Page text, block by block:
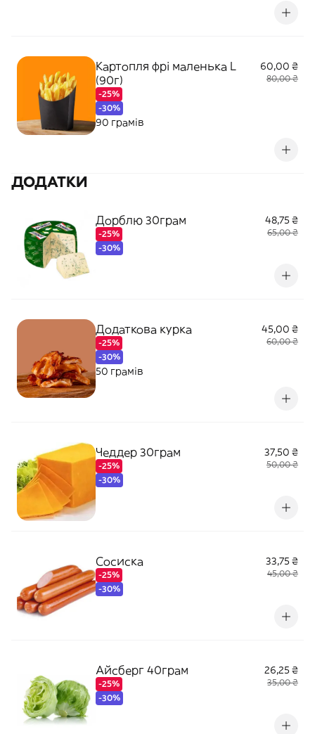
Картопля фрі маленька L
(90г)
-25%
-30%
60,00 ₴
80,00 ₴
90 грамів
ДОДАТКИ
Дорблю 30грам
-25%
-30%
48,75 ₴
65,00 ₴
Додаткова курка
-25%
-30%
45,00 ₴
60,00 ₴
50 грамів
Чеддер 30грам
-25%
-30%
37,50 ₴
50,00 ₴
Сосиска
-25%
-30%
33,75 ₴
45,00 ₴
Айсберг 40грам
-25%
-30%
26,25 ₴
35,00 ₴